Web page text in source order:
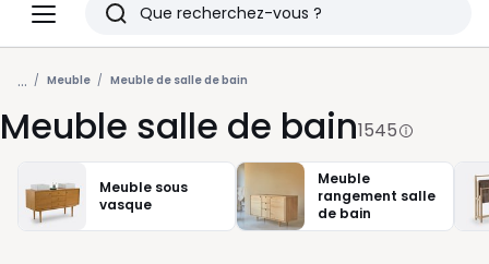
Menu
Redoute
Rechercher
Derniers
articles
vus
... Meuble Meuble de salle de bain
Meuble salle de bain1545
Meuble sous
vasque
Meuble
rangement salle
de bain